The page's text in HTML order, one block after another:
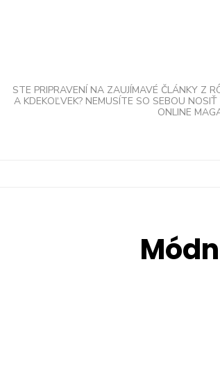
STE PRIPRAVENÍ NA ZAUJÍMAVÉ ČLÁNKY Z
A KDEKOĽVEK? NEMUSÍTE SO SEBOU
ONLINE